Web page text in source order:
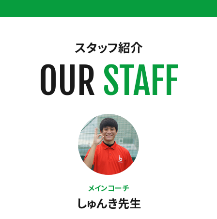
スタッフ紹介
OUR STAFF
メインコーチ
しゅんき先生